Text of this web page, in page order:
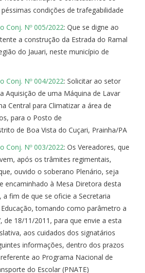
condições de trafegabilidade
Conj. Nº 005/2022: Que se digne ao
a construção da Estrada do Ramal
do Jauari, neste município de
Conj. Nº 004/2022: Solicitar ao setor
Aquisição de uma Máquina de Lavar
Central para Climatizar a área de
para o Posto de
de Boa Vista do Cuçari, Prainha/PA
Conj. Nº 003/2022: Os Vereadores, que
após os trâmites regimentais,
ouvido o soberano Plenário, seja
encaminhado à Mesa Diretora desta
a fim de que se oficie a Secretaria
tomando como parâmetro a
de 18/11/2011, para que envie a esta
aos cuidados dos signatários
informações, dentro dos prazos
ao Programa Nacional de
do Escolar (PNATE)